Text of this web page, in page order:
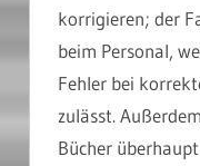
korrigieren; der
beim Personal,
Fehler bei
zulässt.
Bücher